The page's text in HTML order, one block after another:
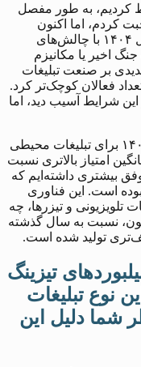
کردیم، به‌ طور مفصل
تبلیغات در سال ۱۴۰۴ صحبت کردم، اما اکنون
می‌خواهم در چند جمله به آن بپردازم. سال ۱۴۰۴ با چالش‌های
اخیر یا مکانیزم
بر صنعت تبلیغات
فعالان کوچک‌تر کرد.
شرایط آسیب دید، اما
درباره کیفیت کارها، باید بگویم که سال ۱۴۰۴ برای تبلیغات محیطی
امتیاز بالاتری نسبت
بیشتری داشته‌ایم که
است. این فناوری
تلویزیونی و تیزرها، چه
نسبت به سال گذشته
تولید شده است.
تیزینگ
نوع تبلیغات
شما دلیل این